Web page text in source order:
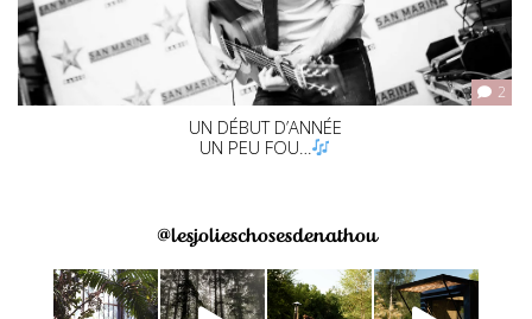
2
UN DÉBUT D’ANNÉE
UN PEU FOU…
@lesjolieschosesdenathou